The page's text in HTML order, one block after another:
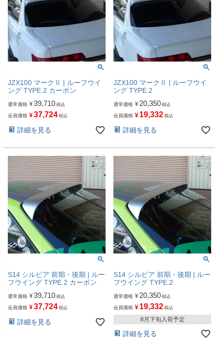
JZX100 マークⅡ | ルーフウイ
ング TYPE.2 カーボン
通常価格 ¥39,710 税込
会員価格 ¥37,724 税込
詳細を見る
JZX100 マークⅡ | ルーフウイ
ング TYPE.2
通常価格 ¥ 20,350 税込
会員価格 ¥ 19,332 税込
詳細を見る
S14 シルビア 前期・後期 | ルー
フウイング TYPE.2 カーボン
通常価格 ¥39,710 税込
会員価格 ¥37,724 税込
詳細を見る
S14 シルビア 前期・後期 | ルー
フウイング TYPE.2
通常価格 ¥ 20,350 税込
会員価格 ¥ 19,332 税込
8月下旬入荷予定
詳細を見る